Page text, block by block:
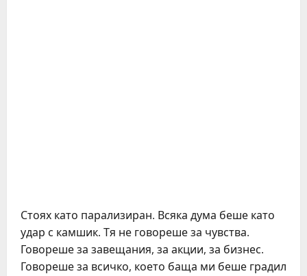
Стоях като парализиран. Всяка дума беше като
удар с камшик. Тя не говореше за чувства.
Говореше за завещания, за акции, за бизнес.
Говореше за всичко, което баща ми беше градил